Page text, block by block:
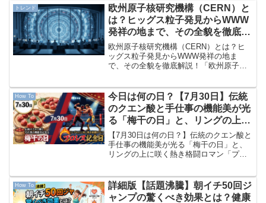
た！平日は時間に追われてフル回転して
いた脳も、今日は...
トレンド
欧州原子核研究機構（CERN）と
は？ヒッグス粒子発見からWWW
発祥の地まで、その全貌を徹底解
説！
欧州原子核研究機構（CERN）とは？ヒ
ッグス粒子発見からWWW発祥の地ま
で、その全貌を徹底解説！「欧州原子核
のジュネーブ郊外とフランスの国境にま
たがって位置する、世...
How To
今日は何の日？【7月30日】伝統
のクエン酸と手仕事の機能美が光
る「梅干の日」と、リングの上に
咲く熱き格闘ロマン「プロレス記
念日」
【7月30日は何の日？】伝統のクエン酸と
手仕事の機能美が光る「梅干の日」と、
リングの上に咲く熱き格闘ロマン「プロ
を揺らす夏の心地よい風が通り抜け、休
日の訪れが少しずつ...
How To
詳細版【話題沸騰】朝イチ50回ジ
ャンプの驚くべき効果とは？健康